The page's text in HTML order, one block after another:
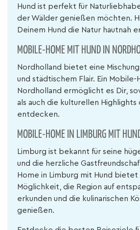
Hund ist perfekt für
der Wälder genießen möchten.
Deinem Hund die Natur hautnah
MOBILE-HOME MIT HUND IN
Nordholland bietet eine Mischung
und städtischem Flair. Ein Mobile-
Nordholland ermöglicht es Dir,
als auch die kulturellen Highlights
entdecken.
MOBILE-HOME IN LIMBURG MIT
Limburg ist bekannt für seine
und die herzliche
Home in Limburg mit Hund bietet
Möglichkeit, die Region auf
erkunden und die kulinarischen
genießen.